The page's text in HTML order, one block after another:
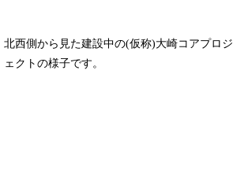
北西側から見た建設中の(仮称)大崎コアプロジ
ェクトの様子です。